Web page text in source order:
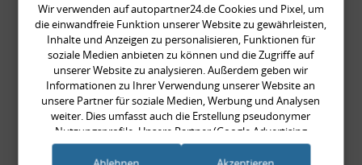
Rückleuchtenband mit
Blinker, rot, US-Ecken,
Audi 80 Cabrio, Typ 89,
OE-Nr.: 8G0945225 +
8G0945225C
999,99 €
999,99 € pro 1
Wir verwenden auf autopartner24.de Cookies und Pixel, um
die einwandfreie Funktion unserer Website zu gewährleisten,
Inhalte und Anzeigen zu personalisieren, Funktionen für
soziale Medien anbieten zu können und die Zugriffe auf
unserer Website zu analysieren. Außerdem geben wir
Informationen zu Ihrer Verwendung unserer Website an
unsere Partner für soziale Medien, Werbung und Analysen
weiter. Dies umfasst auch die Erstellung pseudonymer
Nutzungsprofile. Unsere Partner (Google Advertising
Products) führen diese Informationen möglicherweise mit
weiteren Daten zusammen, die Sie ihnen bereitgestellt haben